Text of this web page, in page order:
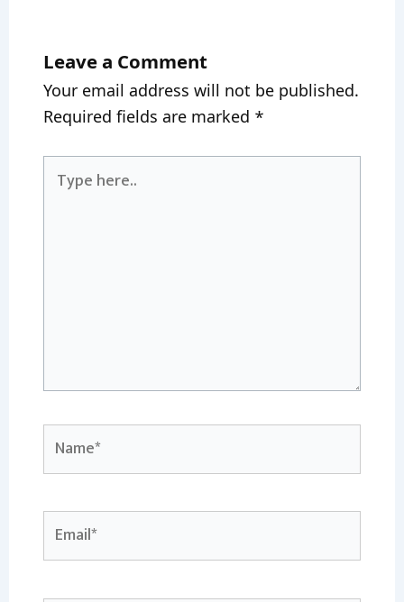
Leave a Comment
Your email address will not be published.
Required fields are marked *
here..
Name*
Email*